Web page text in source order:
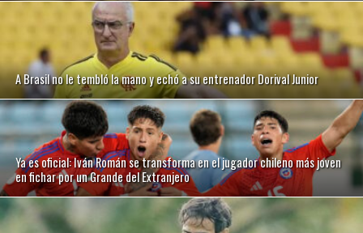
A Brasil no le tembló la mano y echó a su entrenador Dorival Junior
Ya es oficial: Iván Román se transforma en el jugador chileno más joven
en fichar por un Grande del Extranjero